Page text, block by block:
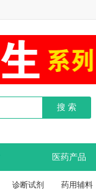
医药产品
诊断试剂 药用辅料